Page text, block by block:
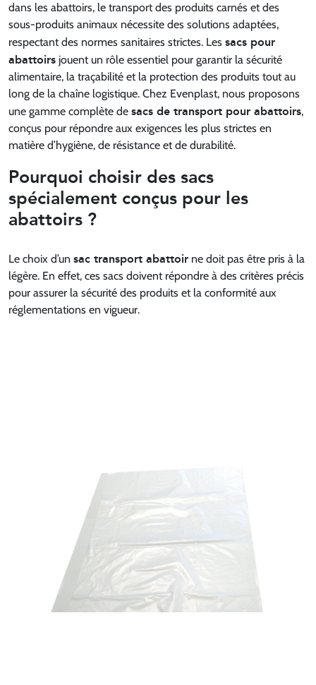
dans les abattoirs, le transport des produits carnés et des
sous-produits animaux nécessite des solutions adaptées,
respectant des normes sanitaires strictes. Les sacs pour
abattoirs jouent un rôle essentiel pour garantir la sécurité
alimentaire, la traçabilité et la protection des produits tout au
long de la chaîne logistique. Chez Evenplast, nous proposons
une gamme complète de sacs de transport pour abattoirs,
conçus pour répondre aux exigences les plus strictes en
matière d’hygiène, de résistance et de durabilité.
Pourquoi choisir des sacs
spécialement conçus pour les
abattoirs ?
Le choix d’un sac transport abattoir ne doit pas être pris à la
légère. En effet, ces sacs doivent répondre à des critères précis
pour assurer la sécurité des produits et la conformité aux
réglementations en vigueur.